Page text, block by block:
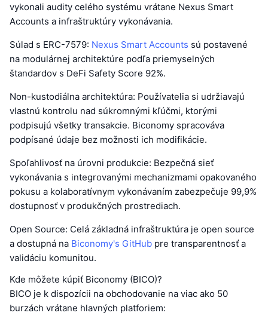
vykonali audity celého systému vrátane Nexus Smart
Accounts a infraštruktúry vykonávania.
Súlad s ERC-7579: Nexus Smart Accounts sú postavené
na modulárnej architektúre podľa priemyselných
štandardov s DeFi Safety Score 92%.
Non-kustodiálna architektúra: Používatelia si udržiavajú
vlastnú kontrolu nad súkromnými kľúčmi, ktorými
podpisujú všetky transakcie. Biconomy spracováva
podpísané údaje bez možnosti ich modifikácie.
Spoľahlivosť na úrovni produkcie: Bezpečná sieť
vykonávania s integrovanými mechanizmami opakovaného
pokusu a kolaboratívnym vykonávaním zabezpečuje 99,9%
dostupnosť v produkčných prostrediach.
Open Source: Celá základná infraštruktúra je open source
a dostupná na Biconomy's GitHub pre transparentnosť a
validáciu komunitou.
Kde môžete kúpiť Biconomy (BICO)?
BICO je k dispozícii na obchodovanie na viac ako 50
burzách vrátane hlavných platforiem: